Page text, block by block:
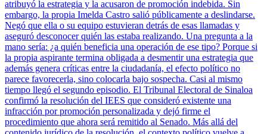
atribuyó la estrategia y la acusaron de promoción indebida. Sin
embargo, la propia Imelda Castro salió públicamente a deslindarse.
Negó que ella o su equipo estuvieran detrás de esas llamadas y
aseguró desconocer quién las estaba realizando. Una pregunta a la
mano sería: ¿a quién beneficia una operación de ese tipo? Porque si
la propia aspirante termina obligada a desmentir una estrategia que
además genera críticas entre la ciudadanía, el efecto político no
parece favorecerla, sino colocarla bajo sospecha. Casi al mismo
tiempo llegó el segundo episodio. El Tribunal Electoral de Sinaloa
confirmó la resolución del IEES que consideró existente una
infracción por promoción personalizada y dejó firme el
procedimiento que ahora será remitido al Senado. Más allá del